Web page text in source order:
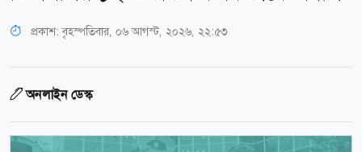
প্রকাশ:বৃহস্পতিবার, ০৬ আগস্ট, ২০২৬, ২২:৫৩
অনলাইন ডেস্ক